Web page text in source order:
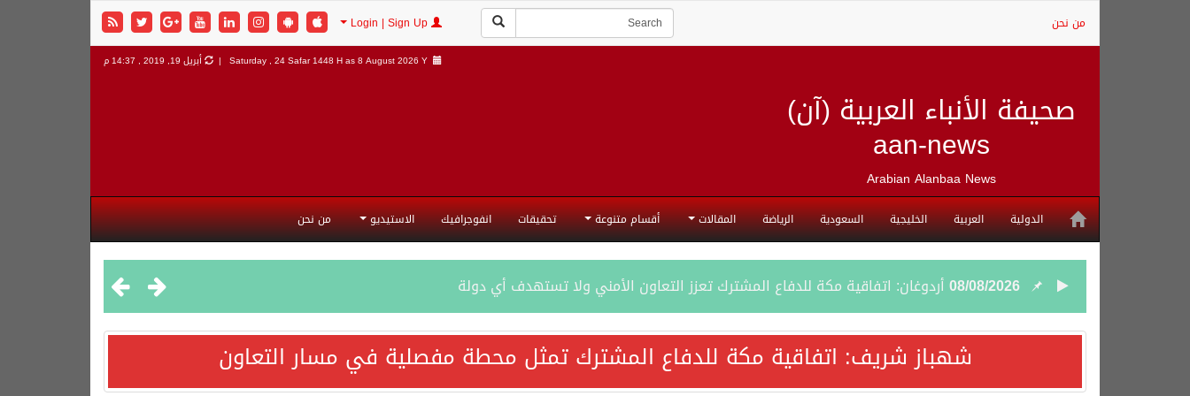
من نحن
صحيفة الأنباء العربية (آن)
aan-news
Arabian Alanbaa News
Saturday , 24 Safar 1448 H as8 August 2026 Y | أبريل 19, 2019 , 14:37 م
الدولية العربية الخليجية السعودية الرياضة المقالات أقسام متنوعة تحقيقات انفوجرافيك الاستيديو من نحن
08/08/2026 أردوغان: اتفاقية مكة للدفاع المشترك تعزز التعاون الأمني ولا تستهدف أي دولة
08/08/2026سمو وزير الخارجية : اتفاقية مكة تعكس الإرادة السياسية لحماية أمن المنطقة
شهباز شريف: اتفاقية مكة للدفاع المشترك تمثل محطة مفصلية في مسار التعاون